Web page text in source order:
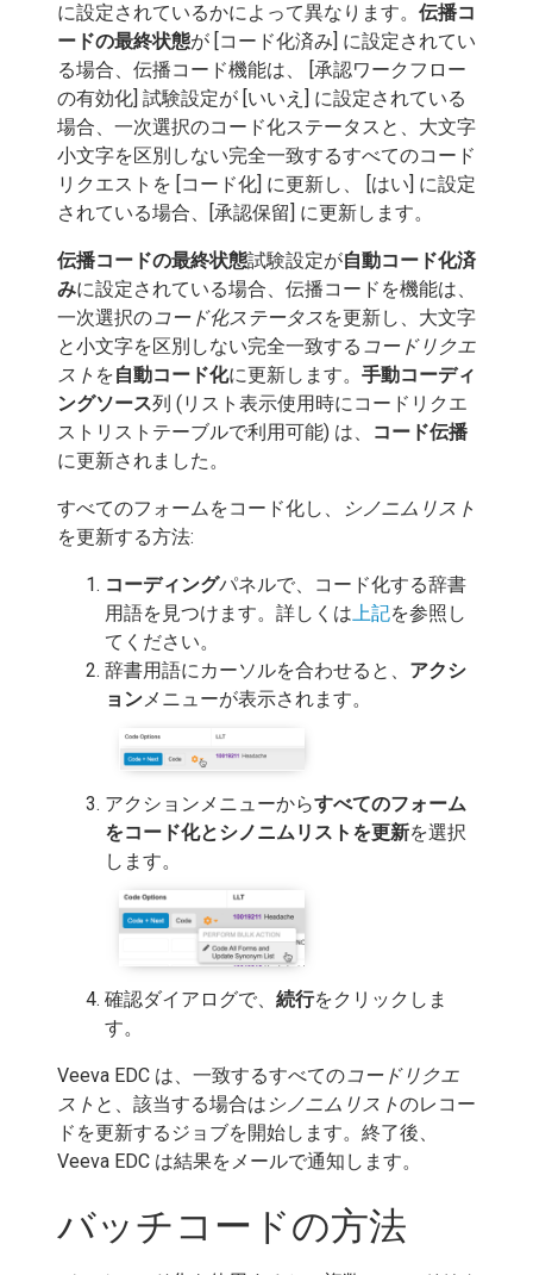
に設定されているかによって異なります。 伝播コ
ードの最終状態が [コード化済み] に設定されてい
る場合、伝播コード機能は、 [承認ワークフロー
の有効化] 試験設定が [いいえ] に設定されている
場合、一次選択のコード化ステータスと、大文字
小文字を区別しない完全一致するすべてのコード
リクエストを [コード化] に更新し、 [はい] に設定
されている場合、[承認保留] に更新します。
伝播コードの最終状態試験設定が自動コード化済
みに設定されている場合、伝播コードを機能は、
一次選択のコード化ステータスを更新し、大文字
と小文字を区別しない完全一致する コードリクエ
スト を自動コード化に更新します。 手動コーディ
ングソース列 (リスト表示使用時にコードリクエ
ストリストテーブルで利用可能) は、
コード伝播
に更新されました。
すべてのフォームをコード化し、
シノニムリスト
を更新する方法:
コーディングパネルで、コード化する辞書
用語を見つけます。詳しくは上記を参照し
てください。
辞書用語にカーソルを合わせると、 アクシ
ョンメニューが表示されます。
アクションメニューからすべてのフォーム
をコード化とシノニムリストを更新を選択
します。
確認ダイアログで、 続行をクリックしま
す。
Veeva EDC は、一致するすべてのコードリクエ
スト と、該当する場合は シノニムリストのレコー
ドを更新するジョブを開始します。終了後、
Veeva EDC は結果をメールで通知します。
バッチコードの方法